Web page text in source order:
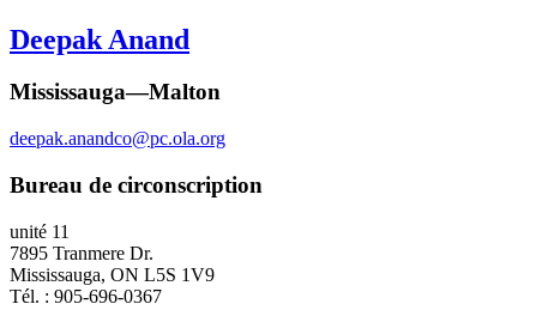
Deepak Anand
Mississauga—Malton
deepak.anandco@pc.ola.org
Bureau de circonscription
unité 11
7895 Tranmere Dr.
Mississauga, ON L5S 1V9
Tél. : 905-696-0367